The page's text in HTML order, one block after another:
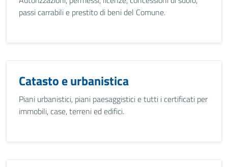
passi carrabili e prestito di beni del Comune.
Catasto e urbanistica
Piani urbanistici, piani paesaggistici e tutti i certificati per
immobili, case, terreni ed edifici.